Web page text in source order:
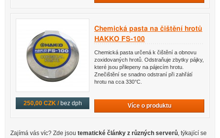
250,00 CZK / bez dph
Chemická pasta na čištění hrotů
HAKKO FS-100
Chemická pasta určená k čištění a obnovu
zoxidovaných hrotů. Odstraňuje zbytky pájky,
které jsou přilepeny na pájecím hrotu.
Znečištění se snadno odstraní při zahřátí
hrotu na cca 330°C.
Více o produktu
Zajímá vás víc? Zde jsou tematické články z různých serverů, týkající se